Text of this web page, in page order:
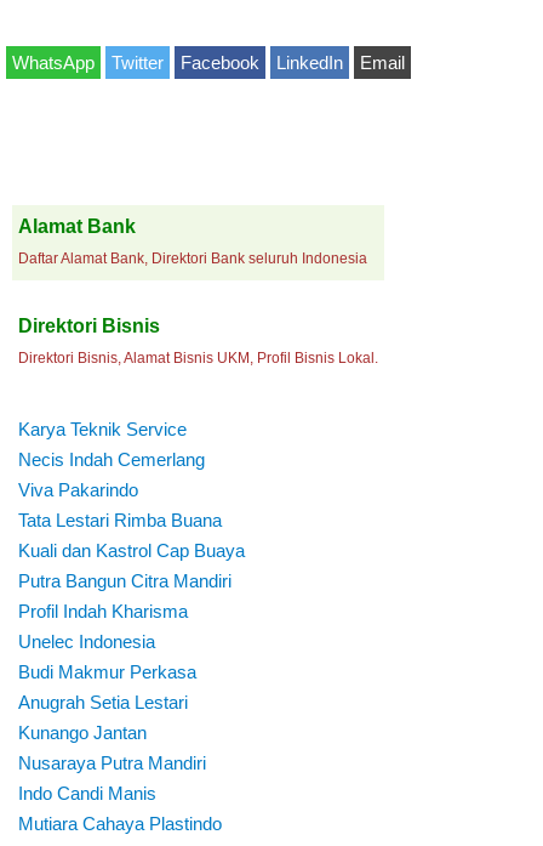
WhatsApp Twitter Facebook LinkedIn Email
Alamat Bank
Daftar Alamat Bank, Direktori Bank seluruh Indonesia
Direktori Bisnis
Direktori Bisnis, Alamat Bisnis UKM, Profil Bisnis Lokal.
Karya Teknik Service
Necis Indah Cemerlang
Viva Pakarindo
Tata Lestari Rimba Buana
Kuali dan Kastrol Cap Buaya
Putra Bangun Citra Mandiri
Profil Indah Kharisma
Unelec Indonesia
Budi Makmur Perkasa
Anugrah Setia Lestari
Kunango Jantan
Nusaraya Putra Mandiri
Indo Candi Manis
Mutiara Cahaya Plastindo